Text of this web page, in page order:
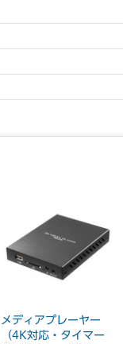
メディアプレーヤー
（4K対応・タイマー